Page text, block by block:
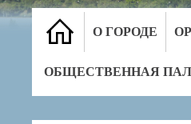
О ГОРОДЕ
ОБЩЕСТВЕННАЯ